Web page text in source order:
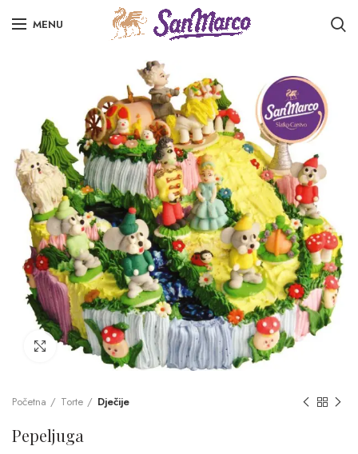
MENU
Click to enlarge
Početna Torte Dječije
Pepeljuga